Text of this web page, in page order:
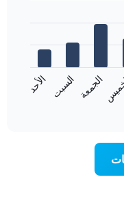
الجمعة السبت الأحد